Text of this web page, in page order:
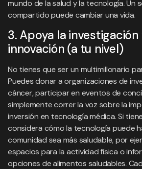
mundo de la salud y la tecnología. Un
compartido puede cambiar una vida.
3. Apoya la investigación
innovación (a tu nivel)
No tienes que ser un multimillonario
Puedes donar a organizaciones de
cáncer, participar en eventos de
simplemente correr la voz sobre la
inversión en tecnología médica. Si
considera cómo la tecnología puede
comunidad sea más saludable, por
espacios para la actividad física o
opciones de alimentos saludables.